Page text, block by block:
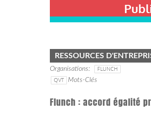
RESSOURCES
Organisations
FLUNCH
Mots-Clés
QVT
Flunch : accord égalité